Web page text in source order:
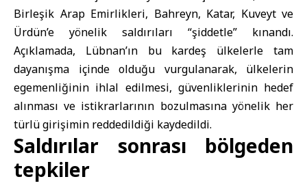
Birleşik Arap Emirlikleri, Bahreyn, Katar, Kuveyt ve
Ürdün’e yönelik saldırıları “şiddetle” kınandı.
Açıklamada, Lübnan’ın bu kardeş ülkelerle tam
dayanışma içinde olduğu vurgulanarak, ülkelerin
egemenliğinin ihlal edilmesi, güvenliklerinin hedef
alınması ve istikrarlarının bozulmasına yönelik her
türlü girişimin reddedildiği kaydedildi.
Saldırılar sonrası bölgeden
tepkiler